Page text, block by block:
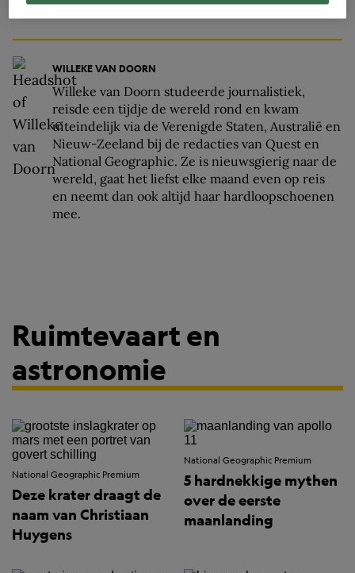
WILLEKE VAN DOORN
Willeke van Doorn studeerde journalistiek,
reisde een tijdje de wereld rond en kwam
uiteindelijk via de Verenigde Staten, Australië en
Nieuw-Zeeland bij de redacties van Quest en
National Geographic. Ze is nieuwsgierig naar de
wereld, gaat het liefst elke maand even op reis
en neemt dan ook altijd haar hardloopschoenen
mee.
Ruimtevaart en
astronomie
National Geographic Premium
Deze krater draagt de
naam van Christiaan
Huygens
National Geographic Premium
5 hardnekkige mythen
over de eerste
maanlanding